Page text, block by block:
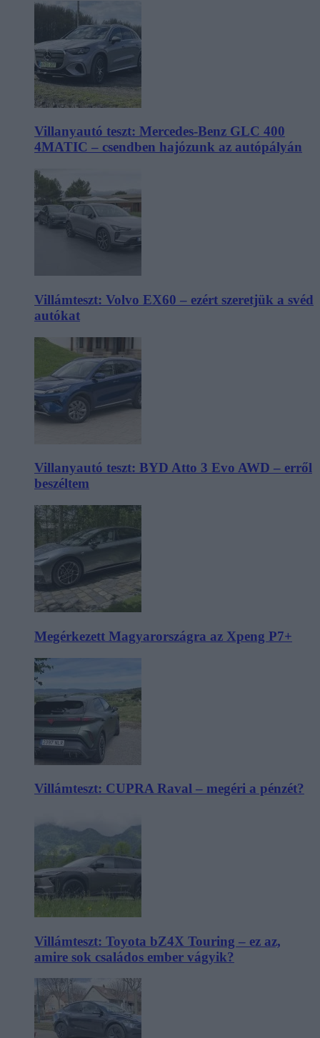
Villanyautó teszt: Mercedes-Benz GLC 400
4MATIC – csendben hajózunk az autópályán
Villámteszt: Volvo EX60 – ezért szeretjük a svéd
autókat
Villanyautó teszt: BYD Atto 3 Evo AWD – erről
beszéltem
Megérkezett Magyarországra az Xpeng P7+
Villámteszt: CUPRA Raval – megéri a pénzét?
Villámteszt: Toyota bZ4X Touring – ez az,
amire sok családos ember vágyik?